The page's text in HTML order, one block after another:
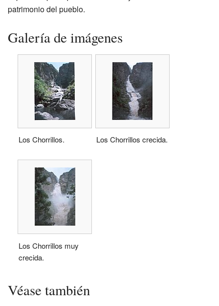
patrimonio del pueblo.
Galería de imágenes
Los Chorrillos. Los Chorrillos crecida.
Los Chorrillos muy
crecida.
Véase también